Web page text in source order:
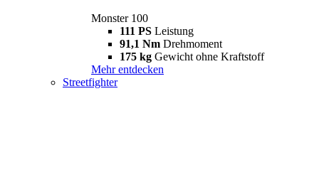
Monster 100
111 PS Leistung
91,1 Nm Drehmoment
175 kg Gewicht ohne Kraftstoff
Mehr entdecken
Streetfighter